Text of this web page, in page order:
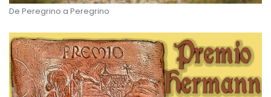
De Peregrino a Peregrino